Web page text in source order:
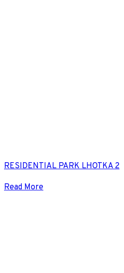
RESIDENTIAL PARK LHOTKA 2
Read More